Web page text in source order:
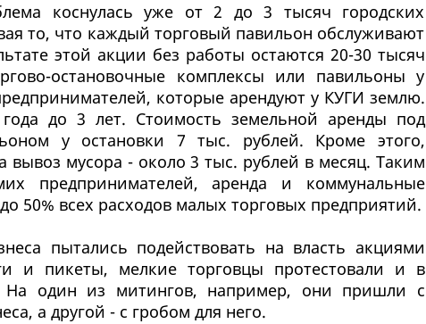
коснулась уже от 2 до 3 тысяч городских
то, что каждый торговый павильон обслуживают
этой акции без работы остаются 20-30 тысяч
остановочные комплексы или павильоны у
которые арендуют у КУГИ землю.
до 3 лет. Стоимость земельной аренды под
у остановки 7 тыс. рублей. Кроме этого,
вывоз мусора - около 3 тыс. рублей в месяц. Таким
предпринимателей, аренда и коммунальные
50% всех расходов малых торговых предприятий.
пытались подействовать на власть акциями
и пикеты, мелкие торговцы протестовали и в
На один из митингов, например, они пришли с
а другой - с гробом для него.